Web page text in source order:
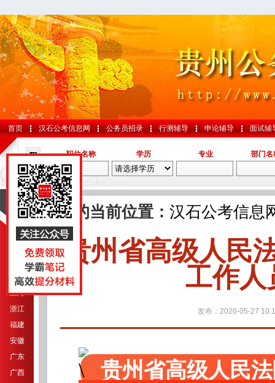
首页 汉石公考信息网 公务员招录 行测辅导 申论辅导 面试辅
职位名称 学历 专业 部门名
导航
江苏
上海
浙江
福建
安徽
广东
广西
您的当前位置： 汉石公考信息
贵州省高级人民
工作人
发布：2026-05-27
贵州省高级人民